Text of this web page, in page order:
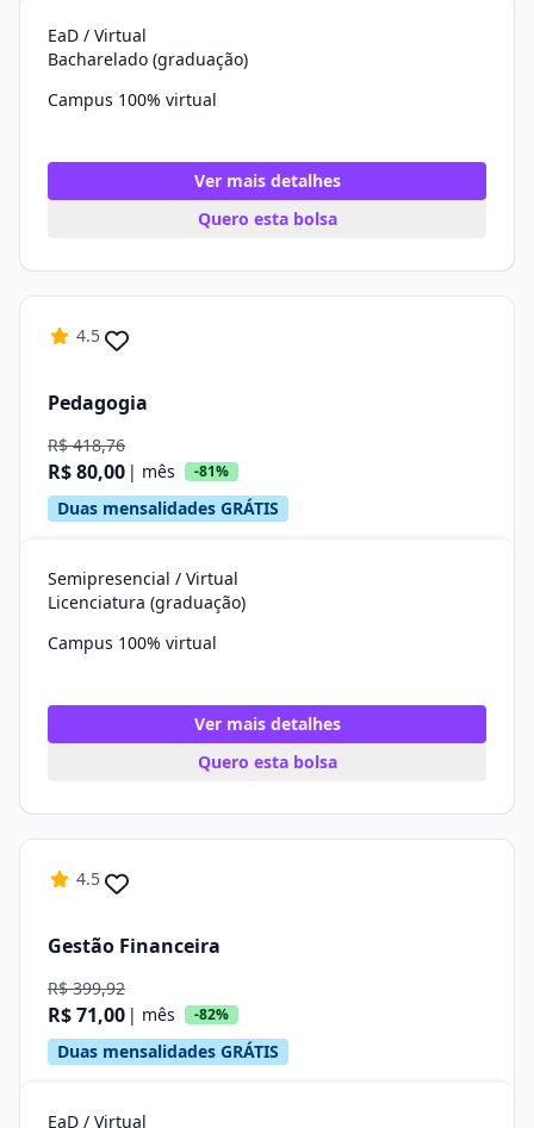
EaD / Virtual
Bacharelado (graduação)
Campus 100% virtual
Ver mais detalhes
Quero esta bolsa
4.5
Pedagogia
R$ 418,76
R$ 80,00 | mês -81%
Duas mensalidades GRÁTIS
Semipresencial / Virtual
Licenciatura (graduação)
Campus 100% virtual
Ver mais detalhes
Quero esta bolsa
4.5
Gestão Financeira
R$ 399,92
R$ 71,00 | mês -82%
Duas mensalidades GRÁTIS
EaD / Virtual